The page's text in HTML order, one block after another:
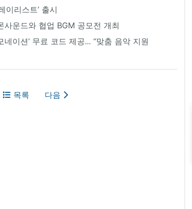
이리스트’ 출시
사운드와 협업 BGM 공모전 개최
이션’ 무료 코드 제공... “맞춤 음악 지원
목록 다음